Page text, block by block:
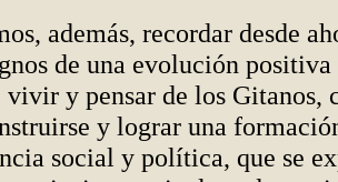
además, recordar desde
de una evolución positiva
y pensar de los Gitanos,
y lograr una
social y política, que se